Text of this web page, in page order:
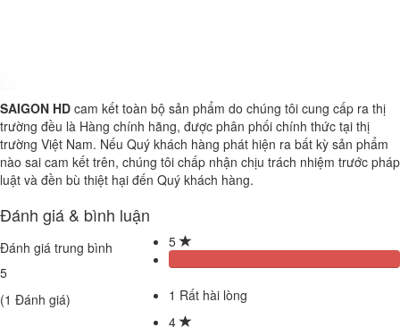
SAIGON HD cam kết toàn bộ sản phẩm do chúng tôi cung cấp ra thị
trường đều là Hàng chính hãng, được phân phối chính thức tại thị
trường Việt Nam. Nếu Quý khách hàng phát hiện ra bất kỳ sản phẩm
nào sai cam kết trên, chúng tôi chấp nhận chịu trách nhiệm trước pháp
luật và đền bù thiệt hại đến Quý khách hàng.
Đánh giá & bình luận
Đánh giá trung bình
5
(1 Đánh giá)
5
1 Rất hài lòng
4